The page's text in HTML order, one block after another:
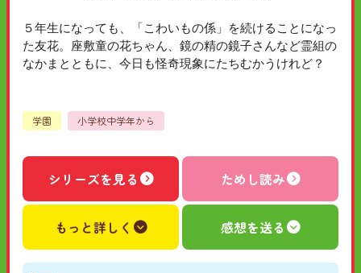
５年生になっても、「こわいもの係」を続けることになっ
た友花。座敷童の花ちゃん、鏡の精の鏡子さんなど霊組の
なかまとともに、今日も怪奇現象にたちむかうけれど？
学園 小学校中学年から
シリーズを見る ためし読み
もっと詳しく 感想を送る